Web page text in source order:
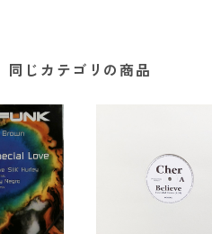
同じカテゴリの商品